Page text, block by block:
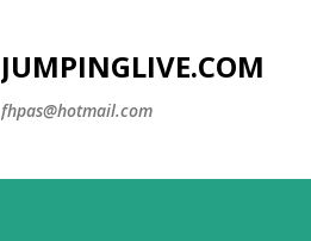
JUMPINGLIVE.COM
fhpas@hotmail.com